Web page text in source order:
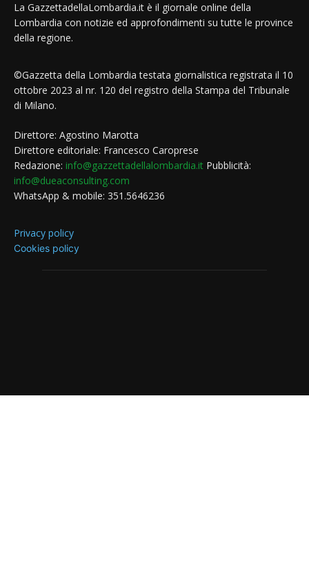
La GazzettadellaLombardia.it è il giornale online della
Lombardia con notizie ed approfondimenti su tutte le province
della regione.
©Gazzetta della Lombardia testata giornalistica registrata il 10
ottobre 2023 al nr. 120 del registro della Stampa del Tribunale
di Milano.
Direttore: Agostino Marotta
Direttore editoriale: Francesco Caroprese
Redazione: info@gazzettadellalombardia.it Pubblicità:
info@dueaconsulting.com
WhatsApp & mobile: 351.5646236
Privacy policy
Cookies policy